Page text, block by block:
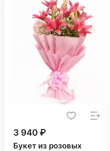
3 940 ₽
Букет из розовых